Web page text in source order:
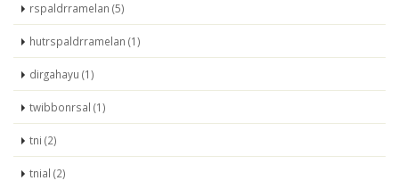
rspaldrramelan (5)
hutrspaldrramelan (1)
dirgahayu (1)
twibbonrsal (1)
tni (2)
tnial (2)